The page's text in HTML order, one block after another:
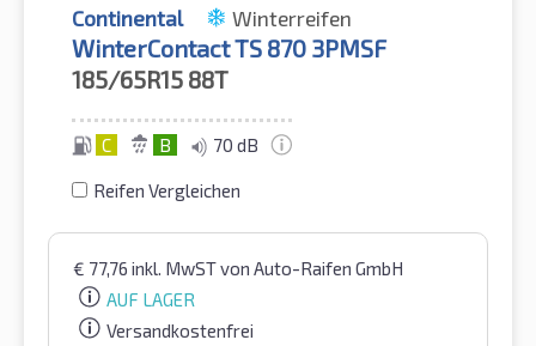
Continental Winterreifen
WinterContact TS 870 3PMSF
185/65R15 88T
C B 70 dB
Reifen Vergleichen
€ 77,76 inkl. MwSTvon Auto-Raifen GmbH
AUF LAGER
Versandkostenfrei